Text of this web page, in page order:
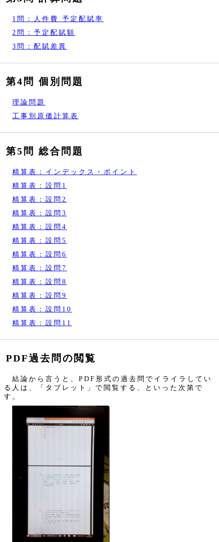
1問：人件費 予定配賦率
2問：予定配賦額
3問：配賦差異
第4問 個別問題
理論問題
工事別原価計算表
第5問 総合問題
精算表：インデックス・ポイント
精算表：設問1
精算表：設問2
精算表：設問3
精算表：設問4
精算表：設問5
精算表：設問6
精算表：設問7
精算表：設問8
精算表：設問9
精算表：設問10
精算表：設問11
PDF過去問の閲覧
結論から言うと、PDF形式の過去問でイライラしてい
る人は、「タブレット」で閲覧する、といった次第で
す。